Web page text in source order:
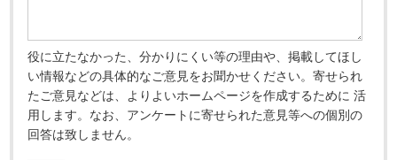
役に立たなかった、分かりにくい等の理由や、掲載してほし
い情報などの具体的なご意見をお聞かせください。寄せられ
たご意見などは、よりよいホームページを作成するために 活
用します。なお、アンケートに寄せられた意見等への個別の
回答は致しません。